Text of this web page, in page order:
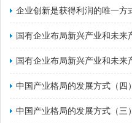
​中国产业格局的发展方式（四）
​中国产业格局的发展方式（三）